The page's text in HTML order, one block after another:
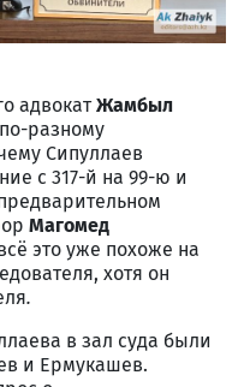
адвокатЖамбыл
разному
Сипуллаев
с 317-й на 99-ю и
Магомед
это уже похоже на
хотя он
.
в зал суда были
и Ермукашев.